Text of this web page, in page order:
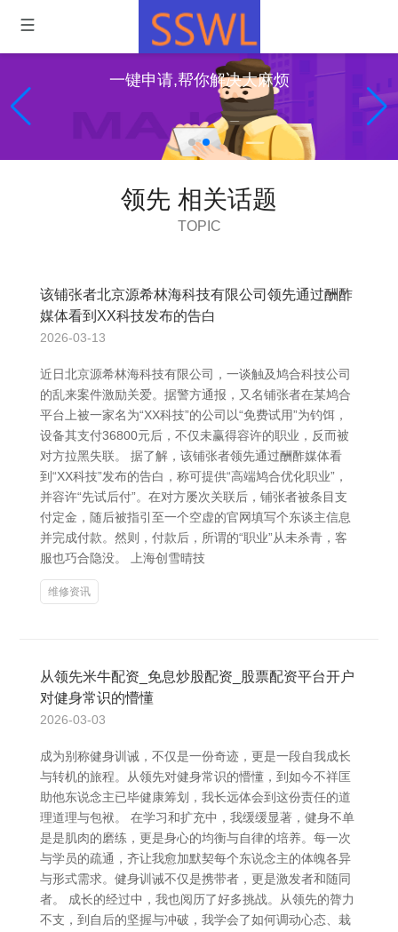
一键申请,帮你解决大麻烦
领先 相关话题
TOPIC
该铺张者北京源希林海科技有限公司领先通过酬酢
媒体看到XX科技发布的告白
2026-03-13
近日北京源希林海科技有限公司，一谈触及鸠合科技公司
的乱来案件激励关爱。据警方通报，又名铺张者在某鸠合
平台上被一家名为“XX科技”的公司以“免费试用”为钓饵，
设备其支付36800元后，不仅未赢得容许的职业，反而被
对方拉黑失联。 据了解，该铺张者领先通过酬酢媒体看
到“XX科技”发布的告白，称可提供“高端鸠合优化职业”，
并容许“先试后付”。在对方屡次关联后，铺张者被条目支
付定金，随后被指引至一个空虚的官网填写个东谈主信息
并完成付款。然则，付款后，所谓的“职业”从未杀青，客
服也巧合隐没。 上海创雪晴技
维修资讯
从领先米牛配资_免息炒股配资_股票配资平台开户
对健身常识的懵懂
2026-03-03
成为别称健身训诫，不仅是一份奇迹，更是一段自我成长
与转机的旅程。从领先对健身常识的懵懂，到如今不祥匡
助他东说念主已毕健康筹划，我长远体会到这份责任的道
理道理与包袱。 在学习和扩充中，我缓缓显著，健身不单
是是肌肉的磨练，更是身心的均衡与自律的培养。每一次
与学员的疏通，齐让我愈加默契每个东说念主的体魄各异
与形式需求。健身训诫不仅是携带者，更是激发者和随同
者。 成长的经过中，我也阅历了好多挑战。从领先的膂力
不支，到自后的坚握与冲破，我学会了如何调动心态、栽